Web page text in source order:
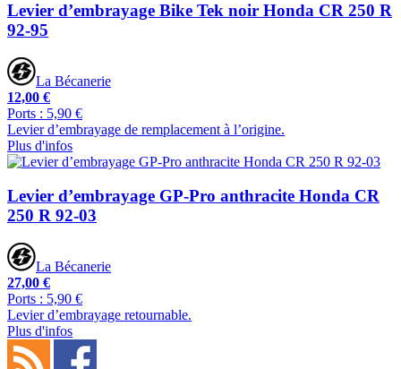
Levier d’embrayage Bike Tek noir Honda CR 250 R
92-95
La Bécanerie
12,00 €
Ports : 5,90 €
Levier d’embrayage de remplacement à l’origine.
Plus d'infos
Levier d’embrayage GP-Pro anthracite Honda CR
250 R 92-03
La Bécanerie
27,00 €
Ports : 5,90 €
Levier d’embrayage retournable.
Plus d'infos